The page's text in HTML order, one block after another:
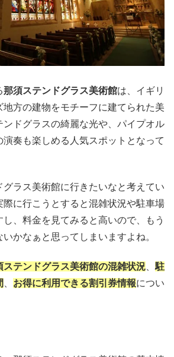
那須ステンドグラス美術館は、イギリ
地方の建物をモチーフに建てられた美
ンドグラスの綺麗な光や、パイプオル
演奏も楽しめる人気スポットとなって
グラス美術館に行きたいなと考えてい
際に行こうとすると混雑状況や駐車場
、料金を見てみると高いので、もう
かなぁと思ってしまいますよね。
ステンドグラス美術館の混雑状況
駐
お得に利用できる割引券情報につい